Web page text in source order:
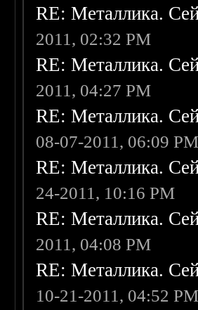
RE: Металлика.
2011, 02:32 PM
RE: Металлика.
2011, 04:27 PM
RE: Металлика.
08-07-2011, 06:09 PM
RE: Металлика.
24-2011, 10:16 PM
RE: Металлика.
2011, 04:08 PM
RE: Металлика.
10-21-2011, 04:52 PM